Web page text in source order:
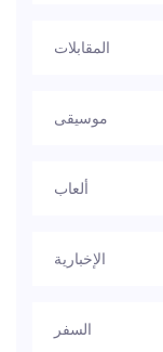
المقابلات
موسيقى
ألعاب
الإخبارية
السفر